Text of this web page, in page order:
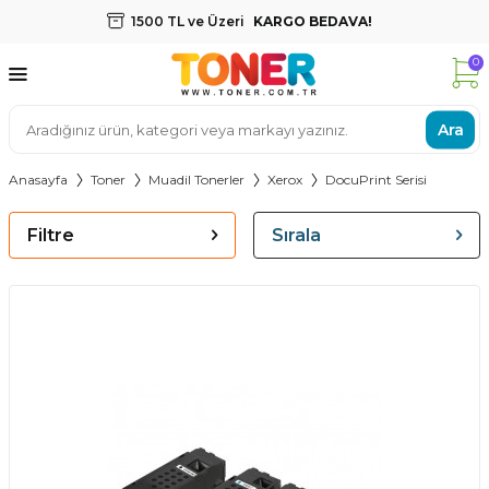
1500 TL ve Üzeri KARGO BEDAVA!
Ara
0
Anasayfa Toner Muadil Tonerler Xerox DocuPrint Serisi
Filtre Sırala